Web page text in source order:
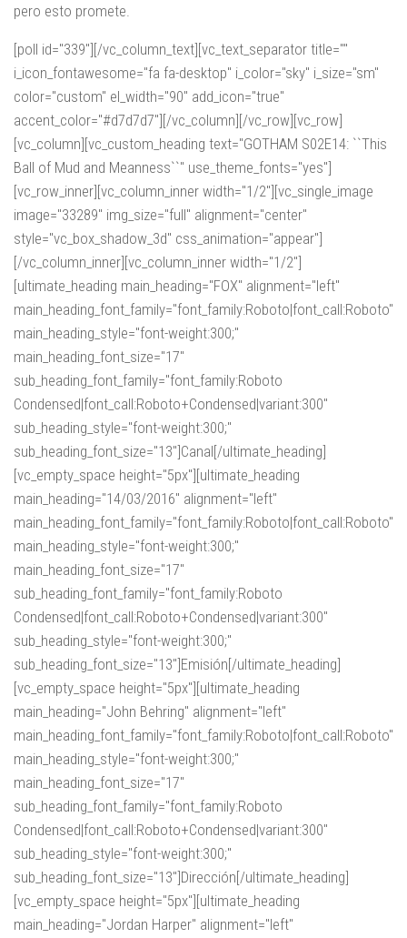
pero esto promete.
[poll id="339"][/vc_column_text][vc_text_separator title=""
i_icon_fontawesome="fa fa-desktop" i_color="sky" i_size="sm"
color="custom" el_width="90" add_icon="true"
accent_color="#d7d7d7"][/vc_column][/vc_row][vc_row]
[vc_column][vc_custom_heading text="GOTHAM S02E14: ``This
Ball of Mud and Meanness``" use_theme_fonts="yes"]
[vc_row_inner][vc_column_inner width="1/2"][vc_single_image
image="33289" img_size="full" alignment="center"
style="vc_box_shadow_3d" css_animation="appear"]
[/vc_column_inner][vc_column_inner width="1/2"]
[ultimate_heading main_heading="FOX" alignment="left"
main_heading_font_family="font_family:Roboto|font_call:Roboto"
main_heading_style="font-weight:300;"
main_heading_font_size="17"
sub_heading_font_family="font_family:Roboto
Condensed|font_call:Roboto+Condensed|variant:300"
sub_heading_style="font-weight:300;"
sub_heading_font_size="13"]Canal[/ultimate_heading]
[vc_empty_space height="5px"][ultimate_heading
main_heading="14/03/2016" alignment="left"
main_heading_font_family="font_family:Roboto|font_call:Roboto"
main_heading_style="font-weight:300;"
main_heading_font_size="17"
sub_heading_font_family="font_family:Roboto
Condensed|font_call:Roboto+Condensed|variant:300"
sub_heading_style="font-weight:300;"
sub_heading_font_size="13"]Emisión[/ultimate_heading]
[vc_empty_space height="5px"][ultimate_heading
main_heading="John Behring" alignment="left"
main_heading_font_family="font_family:Roboto|font_call:Roboto"
main_heading_style="font-weight:300;"
main_heading_font_size="17"
sub_heading_font_family="font_family:Roboto
Condensed|font_call:Roboto+Condensed|variant:300"
sub_heading_style="font-weight:300;"
sub_heading_font_size="13"]Dirección[/ultimate_heading]
[vc_empty_space height="5px"][ultimate_heading
main_heading="Jordan Harper" alignment="left"